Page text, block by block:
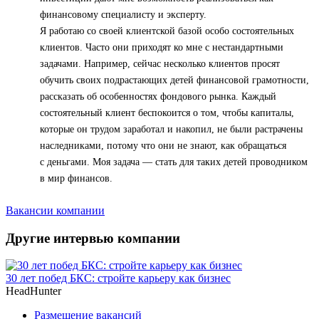
финансовому специалисту и эксперту.
Я работаю со своей клиентской базой особо состоятельных
клиентов. Часто они приходят ко мне с нестандартными
задачами. Например, сейчас несколько клиентов просят
обучить своих подрастающих детей финансовой грамотности,
рассказать об особенностях фондового рынка. Каждый
состоятельный клиент беспокоится о том, чтобы капиталы,
которые он трудом заработал и накопил, не были растрачены
наследниками, потому что они не знают, как обращаться
с деньгами. Моя задача — стать для таких детей проводником
в мир финансов.
Вакансии компании
Другие интервью компании
30 лет побед БКС: стройте карьеру как бизнес
HeadHunter
Размещение вакансий